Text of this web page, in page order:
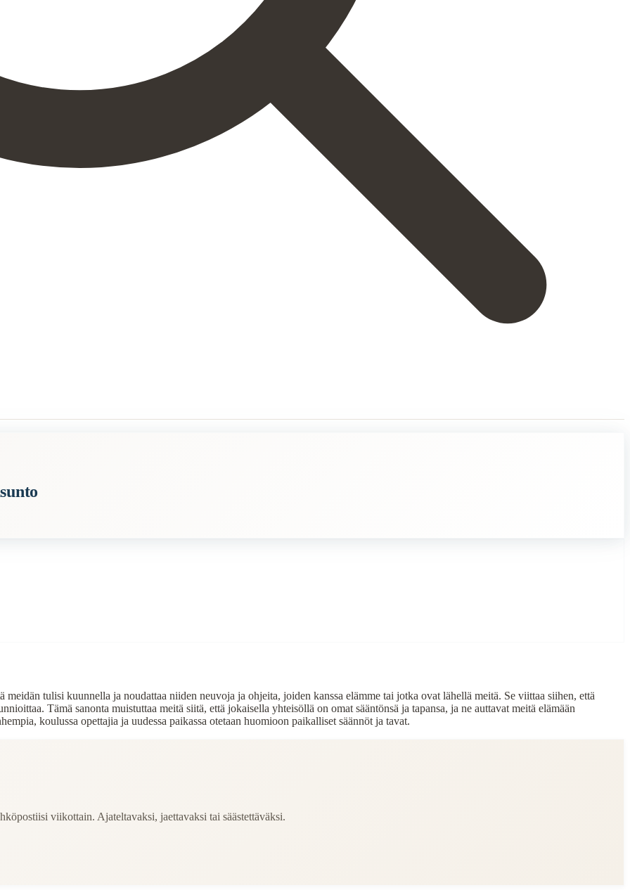
että meidän tulisi kuunnella ja noudattaa niiden neuvoja ja ohjeita, joiden kanssa elämme tai jotka ovat lähellä meitä. Se viittaa
tulisi kuunnella ja noudattaa niiden neuvoja ja ohjeita, joiden kanssa elämme tai jotka ovat lähellä meitä. Se viittaa siihen, että
Tämä sanonta muistuttaa meitä siitä, että jokaisella yhteisöllä on omat sääntönsä ja tapansa, ja ne auttavat meitä elämään
koulussa opettajia ja uudessa paikassa otetaan huomioon paikalliset säännöt ja tavat.
viikottain. Ajateltavaksi, jaettavaksi tai säästettäväksi.